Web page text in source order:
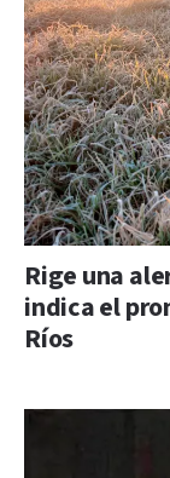
Rige una
indica el
Ríos